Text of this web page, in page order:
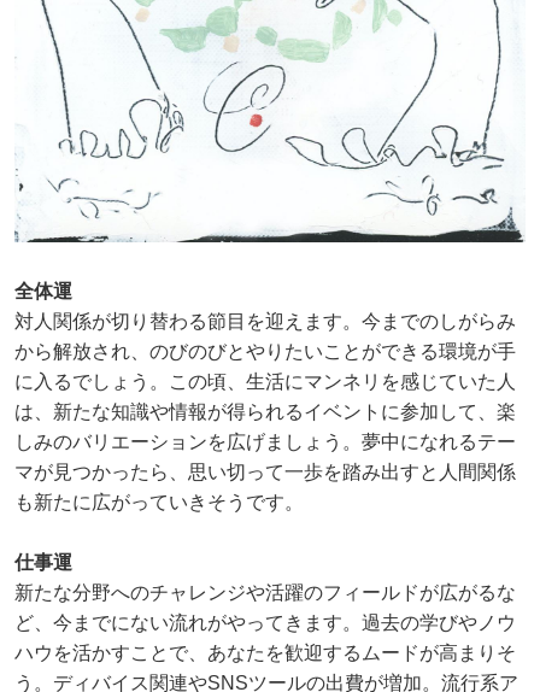
全体運
対人関係が切り替わる節目を迎えます。今までのしがらみ
から解放され、のびのびとやりたいことができる環境が手
に入るでしょう。この頃、生活にマンネリを感じていた人
は、新たな知識や情報が得られるイベントに参加して、楽
しみのバリエーションを広げましょう。夢中になれるテー
マが見つかったら、思い切って一歩を踏み出すと人間関係
も新たに広がっていきそうです。
仕事運
新たな分野へのチャレンジや活躍のフィールドが広がるな
ど、今までにない流れがやってきます。過去の学びやノウ
ハウを活かすことで、あなたを歓迎するムードが高まりそ
う。ディバイス関連やSNSツールの出費が増加。流行系ア